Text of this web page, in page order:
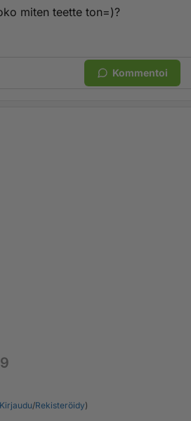
miten teette ton=)?
Kommentoi
9
Kirjaudu/Rekisteröidy)